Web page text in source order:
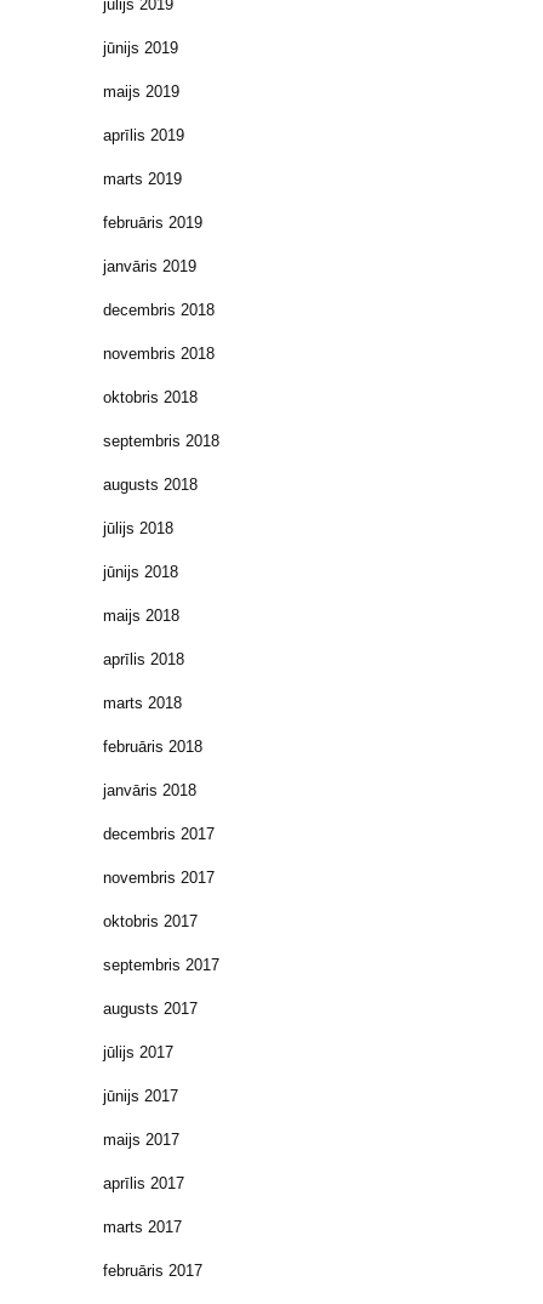
jūlijs 2019
jūnijs 2019
maijs 2019
aprīlis 2019
marts 2019
februāris 2019
janvāris 2019
decembris 2018
novembris 2018
oktobris 2018
septembris 2018
augusts 2018
jūlijs 2018
jūnijs 2018
maijs 2018
aprīlis 2018
marts 2018
februāris 2018
janvāris 2018
decembris 2017
novembris 2017
oktobris 2017
septembris 2017
augusts 2017
jūlijs 2017
jūnijs 2017
maijs 2017
aprīlis 2017
marts 2017
februāris 2017